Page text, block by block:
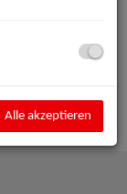
Alle akzeptieren